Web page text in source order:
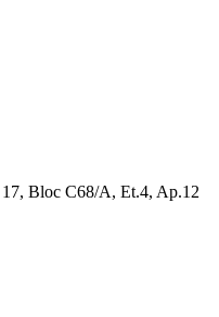
Bloc C68/A, Et.4, Ap.12